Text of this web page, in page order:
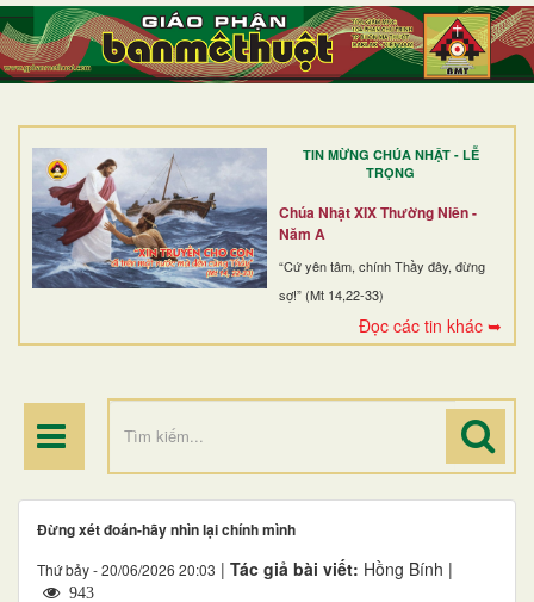
TIN MỪNG CHÚA NHẬT - LỄ
TRỌNG
Chúa Nhật XIX Thường Niên -
Năm A
“Cứ yên tâm, chính Thầy đây, đừng
sợ!” (Mt 14,22-33)
Đọc các tin khác ➥
TRANG NHẤT
GIỚI THIỆU
DÒNG TU
BAN MỤC VỤ
ĐOÀN THỂ CG
ĐIỂM HÀNH HƯƠNG
Đừng xét đoán-hãy nhìn lại chính mình
Thứ bảy - 20/06/2026 20:03 | Tác giả bài viết: Hồng Bính |
943